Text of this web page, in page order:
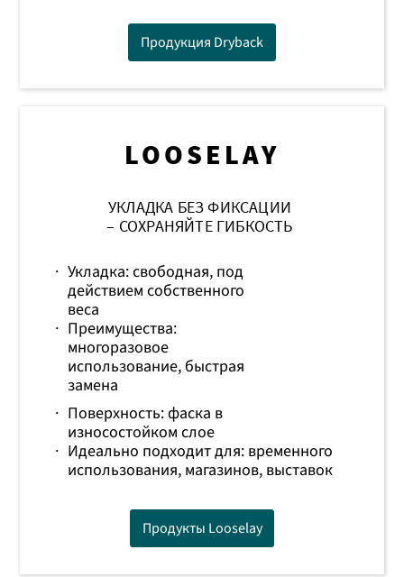
Продукция Dryback
LOOSELAY
УКЛАДКА БЕЗ ФИКСАЦИИ
– СОХРАНЯЙТЕ ГИБКОСТЬ
· Укладка: свободная, под
действием собственного
веса
· Преимущества:
многоразовое
использование, быстрая
замена
· Поверхность: фаска в
износостойком слое
· Идеально подходит для: временного
использования, магазинов, выставок
Продукты Looselay